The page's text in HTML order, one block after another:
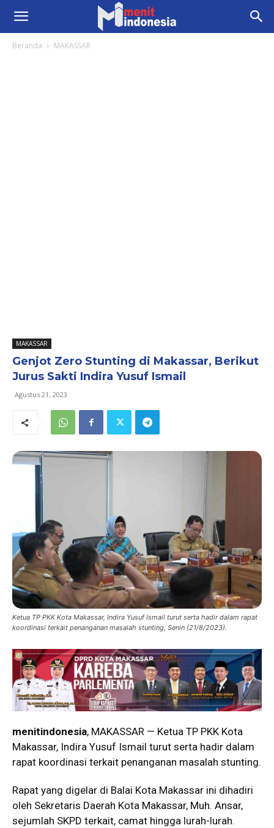
Beranda MAKASSAR
MAKASSAR
Genjot Zero Stunting di Makassar, Berikut
Jurus Sakti Indira Yusuf Ismail
Agustus 21, 2023
Ketua TP PKK Kota Makassar, Indira Yusuf Ismail turut serta hadir dalam rapat
koordinasi terkait penanganan masalah stunting, Senin (21/8/2023).
menitindonesia, MAKASSAR — Ketua TP PKK Kota
Makassar, Indira Yusuf Ismail turut serta hadir dalam
rapat koordinasi terkait penanganan masalah stunting.
Rapat yang digelar di Balai Kota Makassar ini dihadiri
oleh Sekretaris Daerah Kota Makassar, Muh. Ansar,
sejumlah SKPD terkait, camat hingga lurah-lurah.